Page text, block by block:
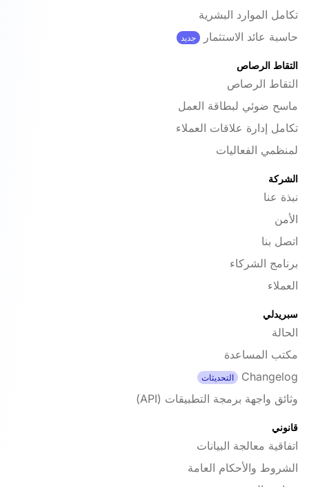
تكامل الموارد البشرية
حاسبة عائد الاستثمار
جديد
التقاط الرصاص
التقاط الرصاص
ماسح ضوئي لبطاقة العمل
تكامل إدارة علاقات العملاء
لمنظمي الفعاليات
الشركة
نبذة عنا
الأمن
اتصل بنا
برنامج الشركاء
العملاء
سبريدلي
الحالة
مكتب المساعدة
Changelog
التحديثات
وثائق واجهة برمجة التطبيقات (API)
قانوني
اتفاقية معالجة البيانات
الشروط والأحكام العامة